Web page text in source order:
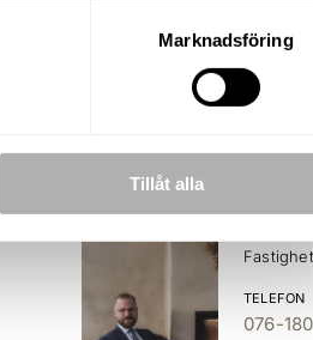
Marknadsföring
Tillåt alla
Lars
TELEFON
076-